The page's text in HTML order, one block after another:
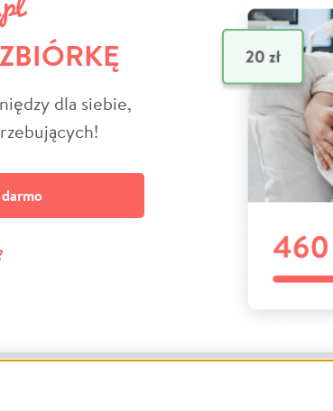
dla siebie,